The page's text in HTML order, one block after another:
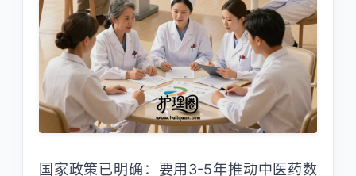
国家政策已明确：要用3-5年推动中医药数